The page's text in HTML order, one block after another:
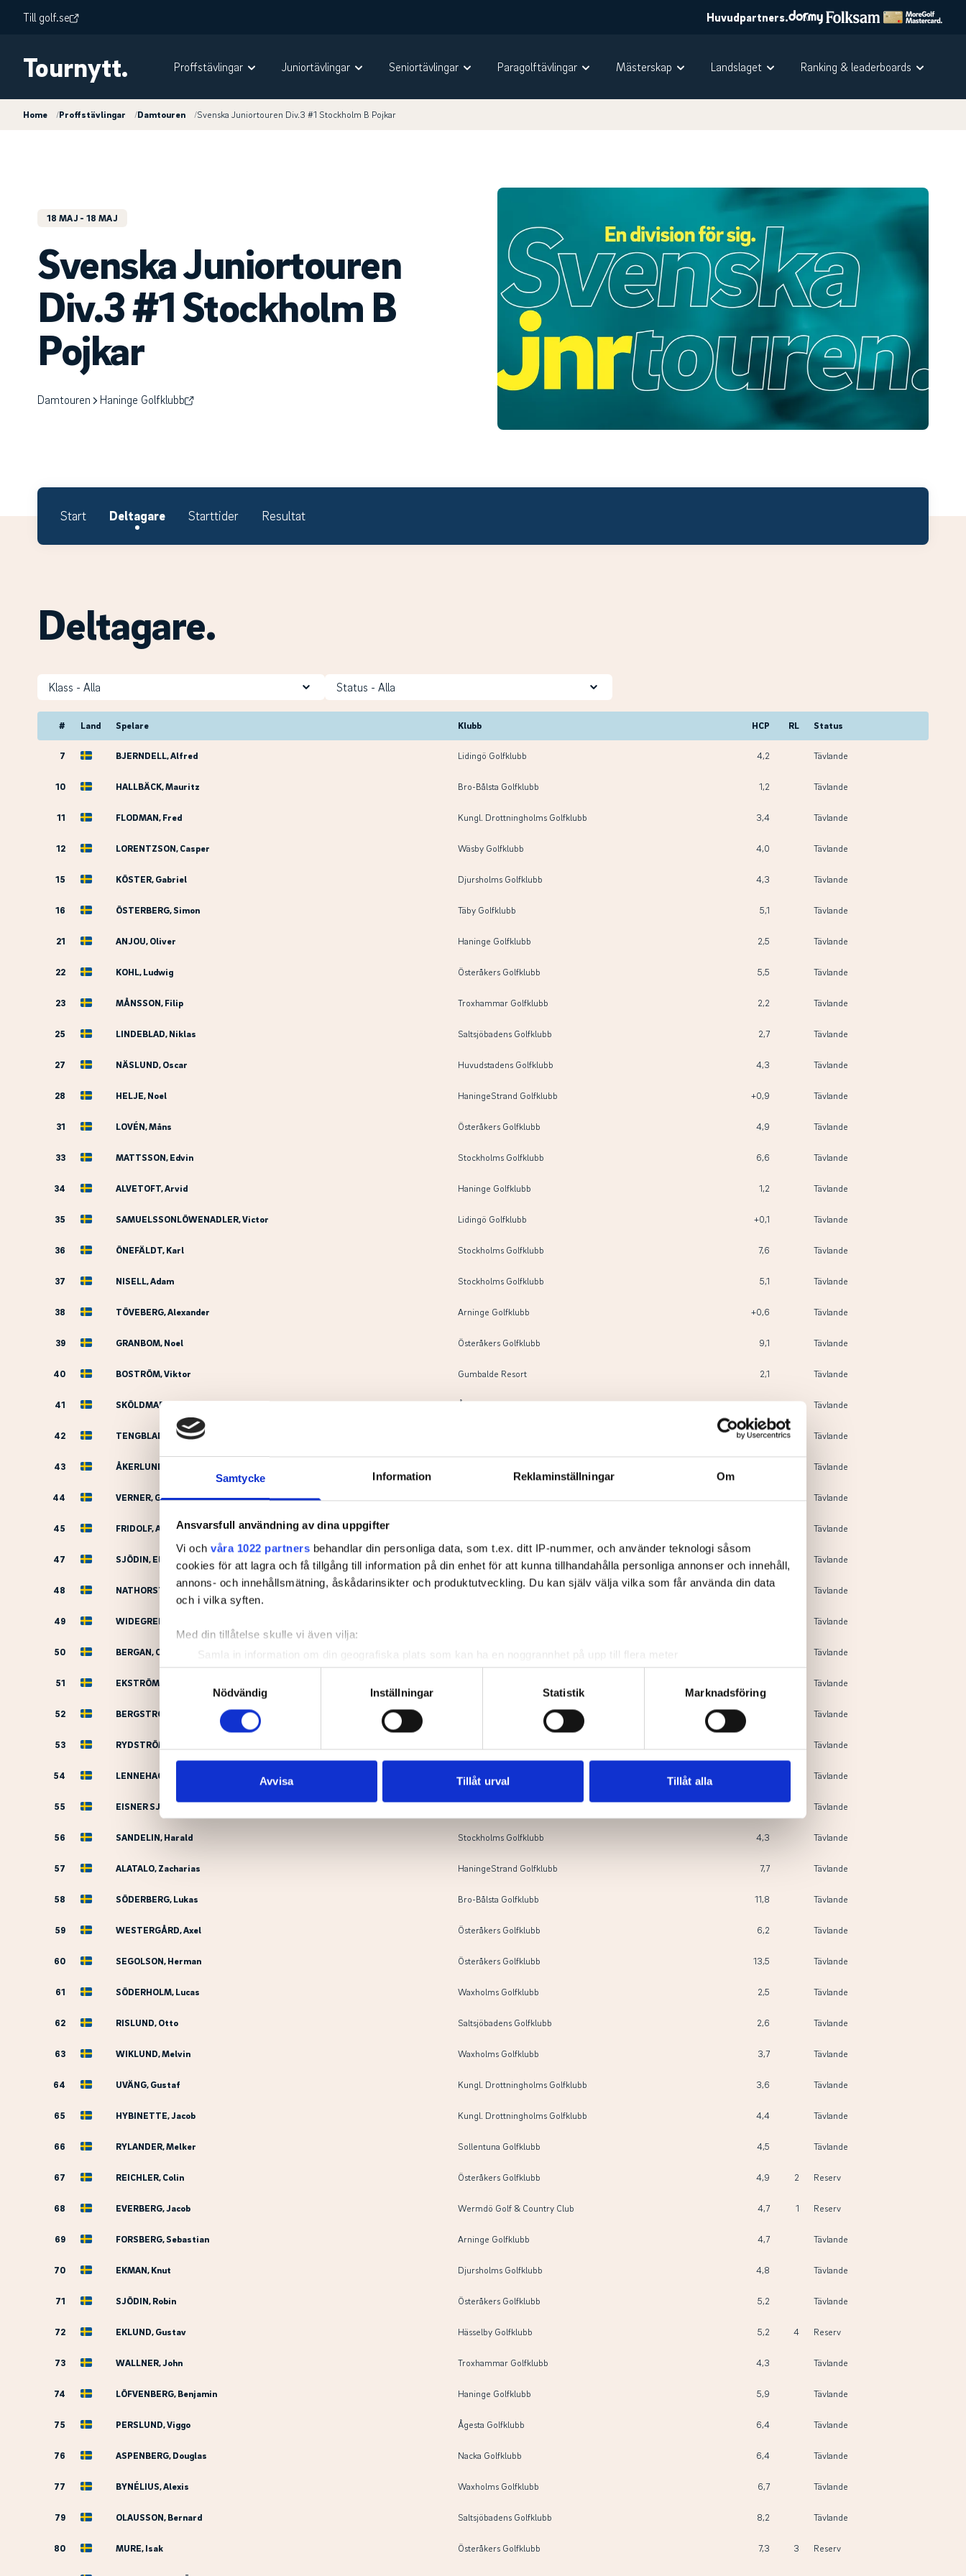
Samtycke Information Reklaminställningar Om
Ansvarsfull användning av dina uppgifter
Vi och våra 1022 partners behandlar din personliga data, som t.ex. ditt IP-nummer, och använder teknologi såsom
cookies för att lagra och få tillgång till information på din enhet för att kunna tillhandahålla personliga annonser och innehåll,
annons- och innehållsmätning, åskådarinsikter och produktutveckling. Du kan själv välja vilka som får använda din data
och i vilka syften.
Med din tillåtelse skulle vi även vilja:
Samla in information om din geografiska plats som kan ha en noggrannhet på upp till flera meter
Identifiera din enhet genom att aktivt skanna den för specifika kännetecken (fingeravtryck)
Ta reda på mer om hur dina personliga uppgifter behandlas och ställ in dina preferenser i
detaljsektionen. Du kan ändra
eller dra tillbaka ditt samtycke när som helst från cookie-förklaringen.
sociala medier och analysera vår trafik. Vi vidarebefordrar även sådana identifierare och annan information från din enhet
till de sociala medier och annons- och analysföretag som vi samarbetar med. Dessa kan i sin tur kombinera informationen
Nödvändig
Inställningar Statistik Marknadsföring
Avvisa Tillåt urval Tillåt alla
Till golf.se Huvudpartners.
Tournytt. Proffstävlingar Juniortävlingar Seniortävlingar Paragolftävlingar Mästerskap Landslaget Ranking & leaderboards
Home /Proffstävlingar /Damtouren /Svenska Juniortouren Div.3 #1 Stockholm B Pojkar
18 MAJ - 18 MAJ
Svenska Juniortouren
Div.3 #1 Stockholm B
Pojkar
Damtouren Haninge Golfklubb
Start Deltagare Starttider Resultat
Deltagare.
Klass Status
# Land Spelare Klubb HCP RL Status
7 BJERNDELL, Alfred Lidingö Golfklubb 4,2 Tävlande
10 HALLBÄCK, Mauritz Bro-Bålsta Golfklubb 1,2 Tävlande
11 FLODMAN, Fred Kungl. Drottningholms Golfklubb 3,4 Tävlande
12 LORENTZSON, Casper Wäsby Golfklubb 4,0 Tävlande
15 KÖSTER, Gabriel Djursholms Golfklubb 4,3 Tävlande
16 ÖSTERBERG, Simon Täby Golfklubb 5,1 Tävlande
21 ANJOU, Oliver Haninge Golfklubb 2,5 Tävlande
22 KOHL, Ludwig Österåkers Golfklubb 5,5 Tävlande
23 MÅNSSON, Filip Troxhammar Golfklubb 2,2 Tävlande
25 LINDEBLAD, Niklas Saltsjöbadens Golfklubb 2,7 Tävlande
27 NÄSLUND, Oscar Huvudstadens Golfklubb 4,3 Tävlande
28 HELJE, Noel HaningeStrand Golfklubb +0,9 Tävlande
31 LOVÉN, Måns Österåkers Golfklubb 4,9 Tävlande
33 MATTSSON, Edvin Stockholms Golfklubb 6,6 Tävlande
34 ALVETOFT, Arvid Haninge Golfklubb 1,2 Tävlande
35 SAMUELSSONLÖWENADLER, Victor Lidingö Golfklubb +0,1 Tävlande
36 ÖNEFÄLDT, Karl Stockholms Golfklubb 7,6 Tävlande
37 NISELL, Adam Stockholms Golfklubb 5,1 Tävlande
38 TÖVEBERG, Alexander Arninge Golfklubb +0,6 Tävlande
39 GRANBOM, Noel Österåkers Golfklubb 9,1 Tävlande
40 BOSTRÖM, Viktor Gumbalde Resort 2,1 Tävlande
41 SKÖLDMARK, Hugo Ågesta Golfklubb 6,9 Tävlande
42 TENGBLAD, Elis 4,8 Tävlande
43 ÅKERLUND, Lowe Tävlande
44 VERNER, Gasper Täby Golfklubb 5,5 Tävlande
45 FRIDOLF, Alvin Tävlande
47 SJÖDIN, Elliot Österåkers Golfklubb Tävlande
48 NATHORST-WINDAHL, Carl Ingarö Golfklubb 5,3 Tävlande
49 WIDEGREN, Lukas Tävlande
50 BERGAN, Oliver Ågesta Golfklubb Tävlande
51 EKSTRÖM IDRE, Albin Tävlande
52 BERGSTRÖM, Felix Tävlande
53 RYDSTRÖM, Wilhelm Tävlande
54 LENNEHAG, Tom Österåkers Golfklubb Tävlande
55 EISNER SJÖBERG, Jacob Djursholms Golfklubb 2,7 Tävlande
56 SANDELIN, Harald Stockholms Golfklubb 4,3 Tävlande
57 ALATALO, Zacharias HaningeStrand Golfklubb 7,7 Tävlande
58 SÖDERBERG, Lukas Bro-Bålsta Golfklubb 11,8 Tävlande
59 WESTERGÅRD, Axel Österåkers Golfklubb 6,2 Tävlande
60 SEGOLSON, Herman Österåkers Golfklubb 13,5 Tävlande
61 SÖDERHOLM, Lucas Waxholms Golfklubb 2,5 Tävlande
62 RISLUND, Otto Saltsjöbadens Golfklubb 2,6 Tävlande
63 WIKLUND, Melvin Waxholms Golfklubb 3,7 Tävlande
64 UVÄNG, Gustaf Kungl. Drottningholms Golfklubb 3,6 Tävlande
65 HYBINETTE, Jacob Kungl. Drottningholms Golfklubb 4,4 Tävlande
66 RYLANDER, Melker Sollentuna Golfklubb 4,5 Tävlande
67 REICHLER, Colin Österåkers Golfklubb 4,9 2 Reserv
68 EVERBERG, Jacob Wermdö Golf & Country Club 4,7 1 Reserv
69 FORSBERG, Sebastian Arninge Golfklubb 4,7 Tävlande
70 EKMAN, Knut Djursholms Golfklubb 4,8 Tävlande
71 SJÖDIN, Robin Österåkers Golfklubb 5,2 Tävlande
72 EKLUND, Gustav Hässelby Golfklubb 5,2 4 Reserv
73 WALLNER, John Troxhammar Golfklubb 4,3 Tävlande
74 LÖFVENBERG, Benjamin Haninge Golfklubb 5,9 Tävlande
75 PERSLUND, Viggo Ågesta Golfklubb 6,4 Tävlande
76 ASPENBERG, Douglas Nacka Golfklubb 6,4 Tävlande
77 BYNÉLIUS, Alexis Waxholms Golfklubb 6,7 Tävlande
79 OLAUSSON, Bernard Saltsjöbadens Golfklubb 8,2 Tävlande
80 MURE, Isak Österåkers Golfklubb 7,3 3 Reserv